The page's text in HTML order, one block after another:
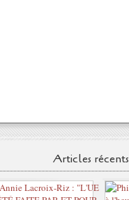
Articles récents